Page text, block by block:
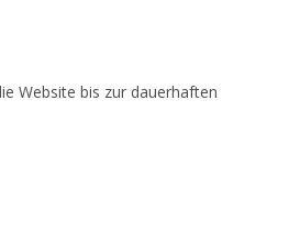
Website bis zur dauerhaften